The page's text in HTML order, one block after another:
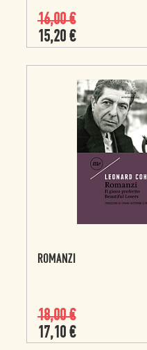
16,00€
15,20 €
ROMANZI
18,00€
17,10 €